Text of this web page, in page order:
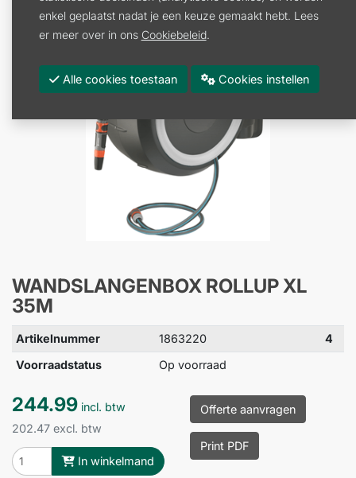
WANDSLANGENBOX ROLLUP XL
35M
Artikelnummer 1863220
4
Voorraadstatus
Op voorraad
244.99 incl. btw
202.47 excl. btw
In winkelmand
Offerte aanvragen
Print PDF
enkel geplaatst nadat je een keuze gemaakt hebt. Lees
er meer over in ons Cookiebeleid.
Alle cookies toestaan Cookies instellen